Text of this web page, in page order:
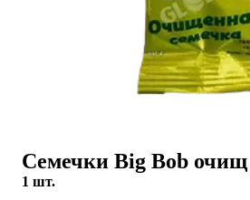
Семечки Big Bob очищ
1 шт.